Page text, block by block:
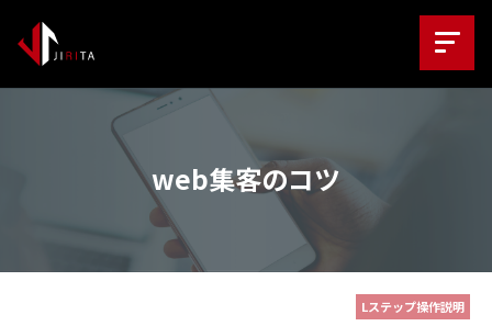
web集客のコツ
Lステップ操作説明